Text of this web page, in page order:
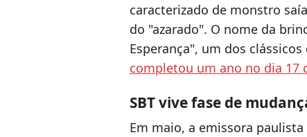
caracterizado de monstro
do "azarado". O nome da
Esperança", um dos clássicos
completou um ano no dia 17
SBT vive fase de
Em maio, a emissora